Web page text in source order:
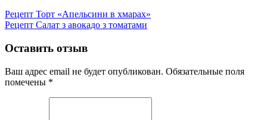
Рецепт Торт «Апельсини в хмарах»
Рецепт Салат з авокадо з томатами
Оставить отзыв
Ваш адрес email не будет опубликован. Обязательные поля
помечены *